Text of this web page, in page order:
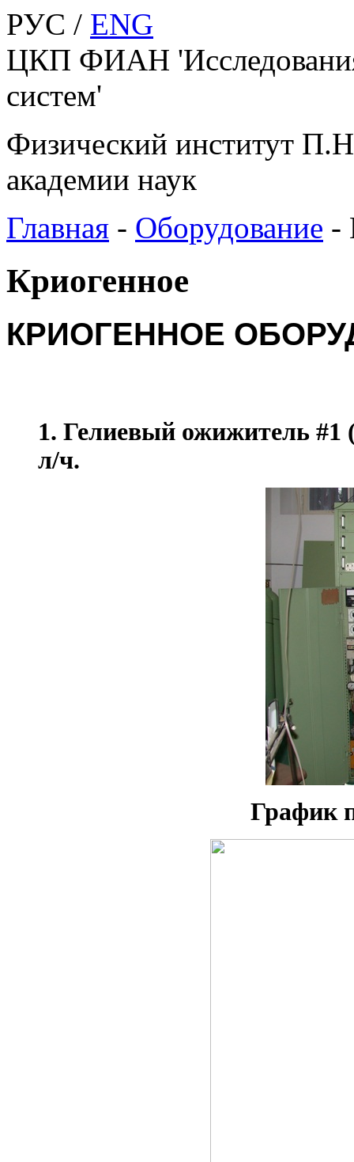
РУС / ENG
ЦКП ФИАН
систем'
Физический институт
академии наук
Главная - Оборудование -
Криогенное
КРИОГЕННОЕ
1. Гелиевый ожижитель #1
л/ч.
График